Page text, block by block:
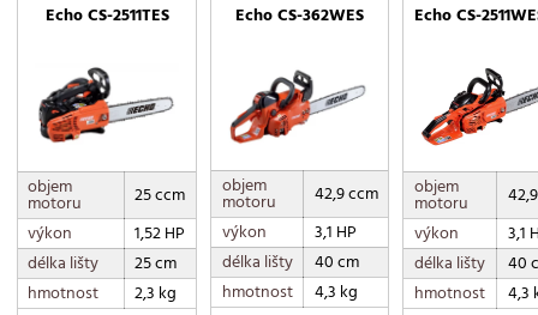
Echo CS-2511TES
objem
motoru
25 ccm
výkon
1,52 HP
délka lišty
25 cm
hmotnost
2,3 kg
Echo CS-362WES
objem
motoru
42,9 ccm
výkon
3,1 HP
délka lišty
40 cm
hmotnost
4,3 kg
Echo CS-
objem
motoru
výkon
3,1
délka lišty
40
hmotnost
4,3